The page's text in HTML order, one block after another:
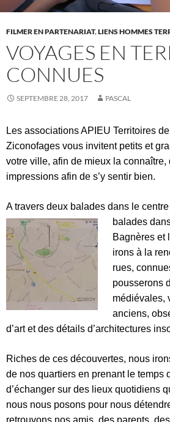
FILMER EN PARTENARIAT,LIENS HOMMES
VOYAGES EN
CONNUES
SEPTEMBRE 28, 2017 PASCAL
Les associations APIEU Territoires
Ziconofages vous invitent petits et
votre ville, afin de mieux la connaître,
impressions afin de s’y sentir bien.
A travers deux balades dans le
balades
Bagnères et
irons à la
rues,
pousserons
médiévales,
anciens,
d’art et des détails d’architectures
Riches de ces découvertes, nous
de nos quartiers en prenant le temps
d’échanger sur des lieux quotidiens
nous nous posons pour nous